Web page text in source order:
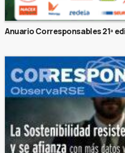
Anuario Corresponsables 21ª